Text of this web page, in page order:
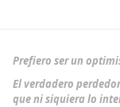
Prefiero ser un
El verdadero
que ni siquiera lo